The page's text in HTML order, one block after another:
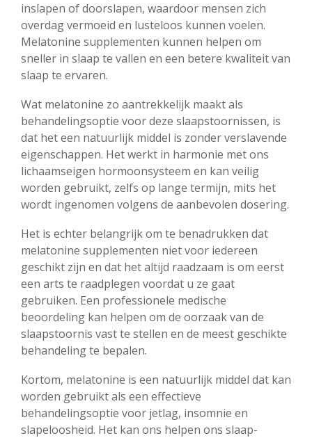
inslapen of doorslapen, waardoor mensen zich
overdag vermoeid en lusteloos kunnen voelen.
Melatonine supplementen kunnen helpen om
sneller in slaap te vallen en een betere kwaliteit van
slaap te ervaren.
Wat melatonine zo aantrekkelijk maakt als
behandelingsoptie voor deze slaapstoornissen, is
dat het een natuurlijk middel is zonder verslavende
eigenschappen. Het werkt in harmonie met ons
lichaamseigen hormoonsysteem en kan veilig
worden gebruikt, zelfs op lange termijn, mits het
wordt ingenomen volgens de aanbevolen dosering.
Het is echter belangrijk om te benadrukken dat
melatonine supplementen niet voor iedereen
geschikt zijn en dat het altijd raadzaam is om eerst
een arts te raadplegen voordat u ze gaat
gebruiken. Een professionele medische
beoordeling kan helpen om de oorzaak van de
slaapstoornis vast te stellen en de meest geschikte
behandeling te bepalen.
Kortom, melatonine is een natuurlijk middel dat kan
worden gebruikt als een effectieve
behandelingsoptie voor jetlag, insomnie en
slapeloosheid. Het kan ons helpen ons slaap-